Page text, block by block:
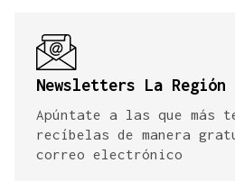
Newsletters La Región
Apúntate a las que más
recíbelas de manera
correo electrónico